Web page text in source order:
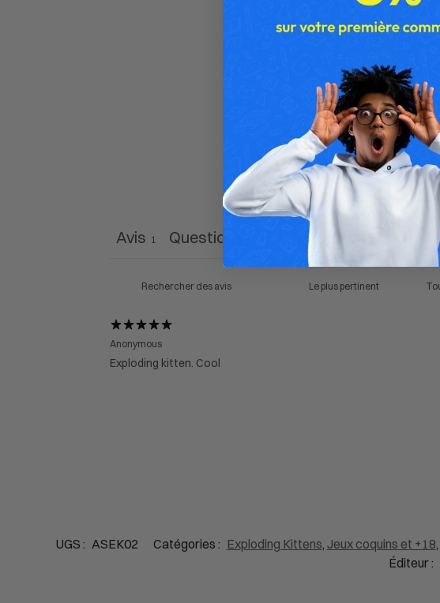
4
3
2
1
Avis 1 Questions
Anonymous
Exploding kitten. Cool
UGS : ASEK02 Catégories : Exploding Kittens, Jeux coquins et +18,
Éditeur :